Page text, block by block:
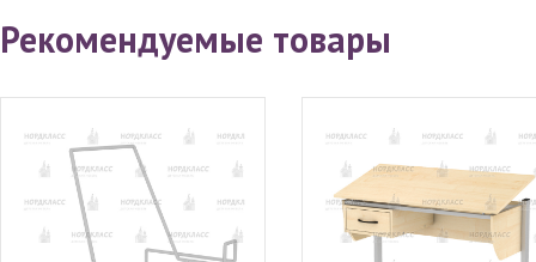
Рекомендуемые товары